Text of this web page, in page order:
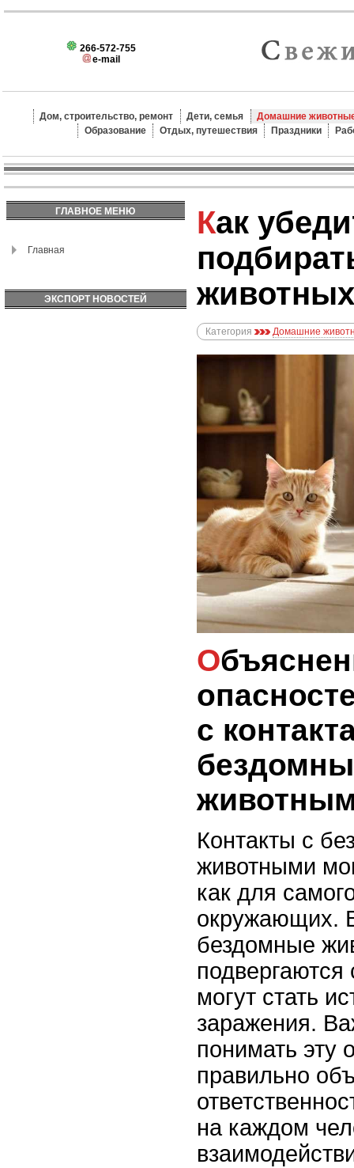
266-572-755
e-mail
Дом, строительство, ремонт Дети, семья
Домашние
Образование
Отдых, путешествия Праздники
ГЛАВНОЕ МЕНЮ
Главная
ЭКСПОРТ НОВОСТЕЙ
Как убедить ребенка не
Категория Домашние
Объяснение
с
Контакты с
животными
как для
окружающих.
бездомные
подвергаются
могут стать
заражения.
понимать эту
правильно
на каждом